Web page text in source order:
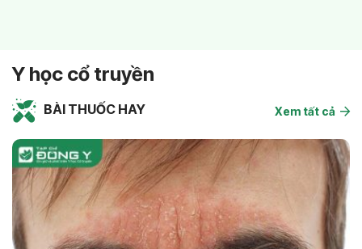
Y học cổ truyền
BÀI THUỐC HAY Xem tất cả